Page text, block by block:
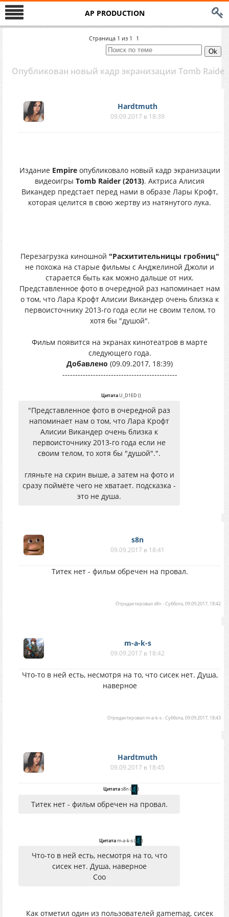
AP PRODUCTION
Страница 1 из 1 1
Опубликован новый кадр экранизации Tomb Raider
Hardtmuth
09.09.2017 в 18:39
Издание Empireопубликовало новый кадр экранизации
видеоигры Tomb Raider (2013). Актриса Алисия
Викандер предстает перед нами в образе Лары Крофт,
которая целится в свою жертву из натянутого лука.
Перезагрузка киношной "Расхитительницы гробниц"
не похожа на старые фильмы с Анджелиной Джоли и
старается быть как можно дальше от них.
Представленное фото в очередной раз напоминает нам
о том, что Лара Крофт Алисии Викандер очень близка к
первоисточнику 2013-го года если не своим телом, то
хотя бы "душой".
Фильм появится на экранах кинотеатров в марте
следующего года.
Добавлено (09.09.2017, 18:39)
---------------------------------------------
ЦитатаU_D1ED ()
"Представленное фото в очередной раз
напоминает нам о том, что Лара Крофт
Алисии Викандер очень близка к
первоисточнику 2013-го года если не
своим телом, то хотя бы "душой".".
гляньте на скрин выше, а затем на фото и
сразу поймёте чего не хватает. подсказка -
это не душа.
s8n
09.09.2017 в 18:41
Титек нет - фильм обречен на провал.
Отредактировалs8n -Суббота, 09.09.2017, 18:42
m-a-k-s
09.09.2017 в 18:42
Что-то в ней есть, несмотря на то, что сисек нет. Душа,
наверное
Отредактировал m-a-k-s-Суббота, 09.09.2017, 18:43
Hardtmuth
09.09.2017 в 18:45
Цитатаs8n ( )
Титек нет - фильм обречен на провал.
Цитатаm-a-k-s( )
Что-то в ней есть, несмотря на то, что
сисек нет. Душа, наверное
Соо
Как отметил один из пользователей gamemag, сисек